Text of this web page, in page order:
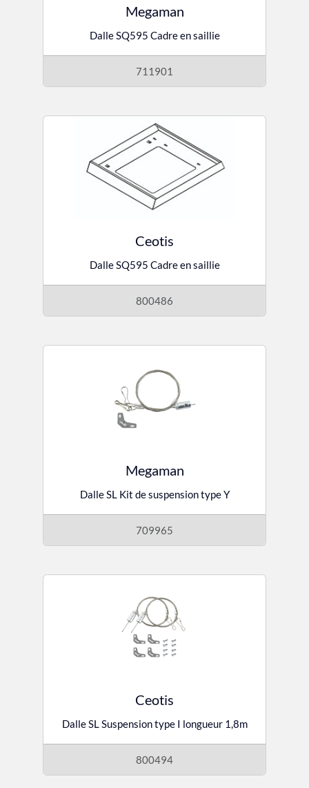
Megaman
Dalle SQ595 Cadre en saillie
711901
Ceotis
Dalle SQ595 Cadre en saillie
800486
Megaman
Dalle SL Kit de suspension type Y
709965
Ceotis
Dalle SL Suspension type I longueur 1,8m
800494